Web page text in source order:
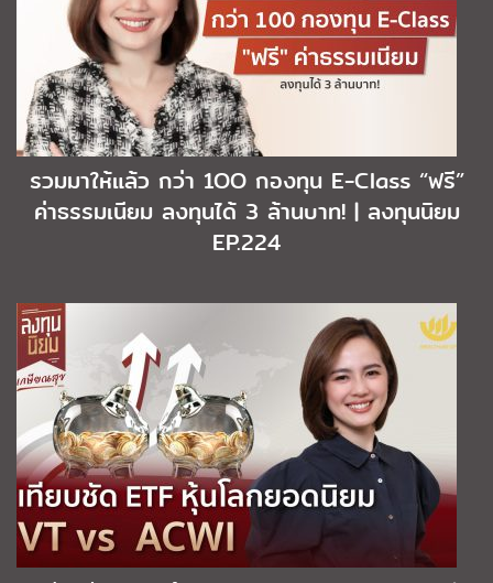
รวมมาให้แล้ว กว่า 1OO กองทุน E-Class “ฟรี”
ค่าธรรมเนียม ลงทุนได้ 3 ล้านบาท! | ลงทุนนิยม
EP.224